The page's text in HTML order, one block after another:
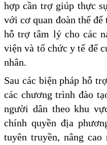
hợp cần trợ giúp thực
với cơ quan đoàn thể
hỗ trợ tâm lý cho các
viện và tổ chức y tế để
nhân.
Sau các biện pháp hỗ
các chương trình đào
người dân theo khu
chính quyền địa
tuyên truyền, nâng